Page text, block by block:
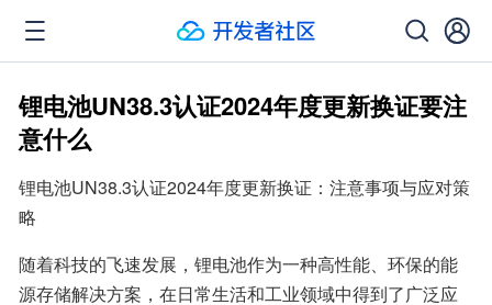
锂电池UN38.3认证2024年度更新换证要注
意什么
锂电池UN38.3认证2024年度更新换证：注意事项与应对策
略
随着科技的飞速发展，锂电池作为一种高性能、环保的能
源存储解决方案，在日常生活和工业领域中得到了广泛应